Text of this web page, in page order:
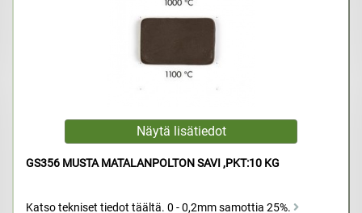
GS356 MUSTA MATALANPOLTON SAVI ,PKT:10 KG
Katso tekniset tiedot täältä. 0 - 0,2mm samottia 25%.